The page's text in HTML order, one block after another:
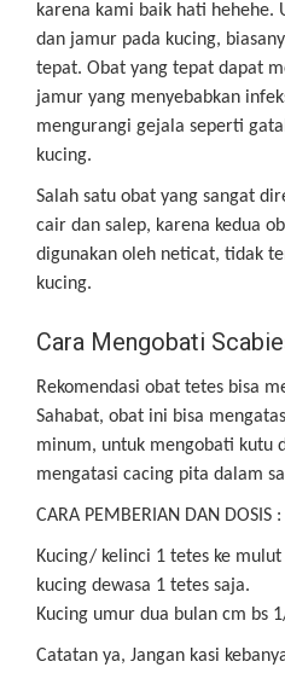
karena kami baik hati hehehe.
dan jamur pada kucing,
tepat. Obat yang tepat dapat
jamur yang menyebabkan
mengurangi gejala seperti
kucing.
Salah satu obat yang sangat
cair dan salep, karena kedua
digunakan oleh neticat, tidak
kucing.
Cara Mengobati
Rekomendasi obat tetes bisa
Sahabat, obat ini bisa
minum, untuk mengobati kutu
mengatasi cacing pita dalam
CARA PEMBERIAN DAN DOSIS :
Kucing/ kelinci 1 tetes ke
kucing dewasa 1 tetes saja.
Kucing umur dua bulan cm bs
Catatan ya, Jangan kasi